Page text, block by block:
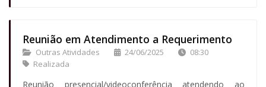
Reunião em Atendimento a Requerimento
Outras Atividades 24/06/2025
08:30
Realizada
Reunião presencial/videoconferência atendendo ao